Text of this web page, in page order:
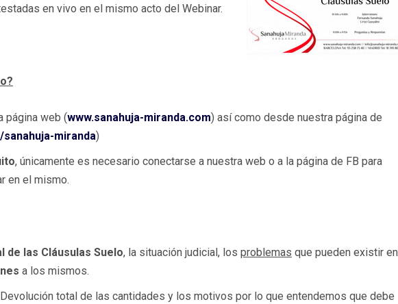
en vivo en el mismo acto del Webinar.
página web (www.sanahuja-miranda.com) así como desde nuestra página de
miranda)
, únicamente es necesario conectarse a nuestra web o a la página de FB para
en el mismo.
de las Cláusulas Suelo, la situación judicial, los problemas que pueden existir en
a los mismos.
total de las cantidades y los motivos por lo que entendemos que debe